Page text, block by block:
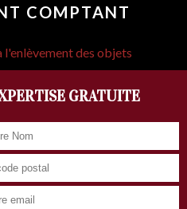
COMPTANT
des objets
GRATUITE